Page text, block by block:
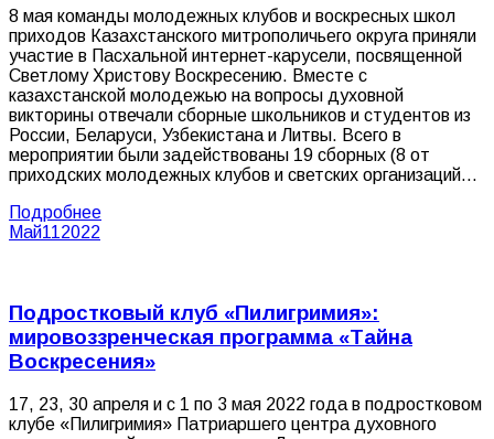
8 мая команды молодежных клубов и воскресных школ
приходов Казахстанского митрополичьего округа приняли
участие в Пасхальной интернет-карусели, посвященной
Светлому Христову Воскресению. Вместе с
казахстанской молодежью на вопросы духовной
викторины отвечали сборные школьников и студентов из
России, Беларуси, Узбекистана и Литвы. Всего в
мероприятии были задействованы 19 сборных (8 от
приходских молодежных клубов и светских организаций…
Подробнее
Май112022
Подростковый клуб «Пилигримия»:
мировоззренческая программа «Тайна
Воскресения»
17, 23, 30 апреля и с 1 по 3 мая 2022 года в подростковом
клубе «Пилигримия» Патриаршего центра духовного